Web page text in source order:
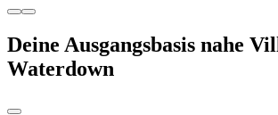
Deine Ausgangsbasis nahe
Waterdown